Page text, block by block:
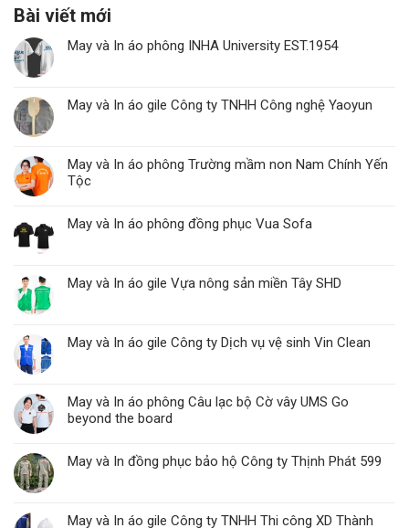
Bài viết mới
May và In áo phông INHA University EST.1954
May và In áo gile Công ty TNHH Công nghệ Yaoyun
May và In áo phông Trường mầm non Nam Chính Yến
Tộc
May và In áo phông đồng phục Vua Sofa
May và In áo gile Vựa nông sản miền Tây SHD
May và In áo gile Công ty Dịch vụ vệ sinh Vin Clean
May và In áo phông Câu lạc bộ Cờ vây UMS Go
beyond the board
May và In đồng phục bảo hộ Công ty Thịnh Phát 599
May và In áo gile Công ty TNHH Thi công XD Thành